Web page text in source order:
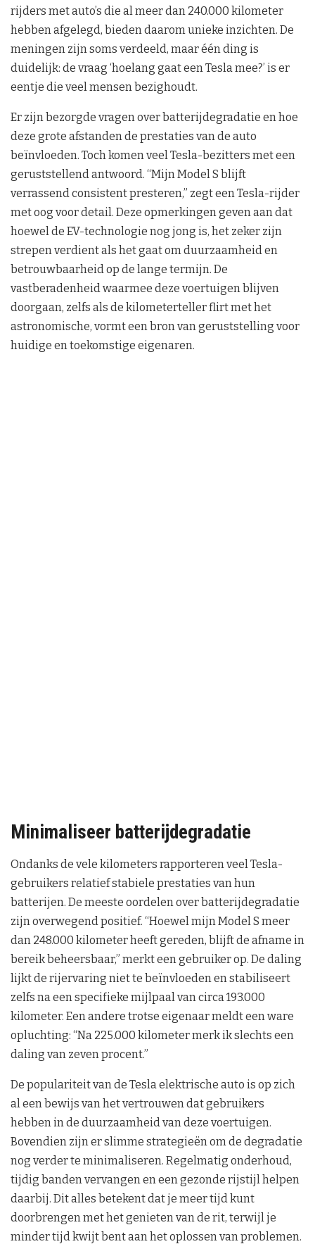
rijders met auto’s die al meer dan 240.000 kilometer
hebben afgelegd, bieden daarom unieke inzichten. De
meningen zijn soms verdeeld, maar één ding is
duidelijk: de vraag ‘hoelang gaat een Tesla mee?’ is er
eentje die veel mensen bezighoudt.
Er zijn bezorgde vragen over batterijdegradatie en hoe
deze grote afstanden de prestaties van de auto
beïnvloeden. Toch komen veel Tesla-bezitters met een
geruststellend antwoord. “Mijn Model S blijft
verrassend consistent presteren,” zegt een Tesla-rijder
met oog voor detail. Deze opmerkingen geven aan dat
hoewel de EV-technologie nog jong is, het zeker zijn
strepen verdient als het gaat om duurzaamheid en
betrouwbaarheid op de lange termijn. De
vastberadenheid waarmee deze voertuigen blijven
doorgaan, zelfs als de kilometerteller flirt met het
astronomische, vormt een bron van geruststelling voor
huidige en toekomstige eigenaren.
Minimaliseer batterijdegradatie
Ondanks de vele kilometers rapporteren veel Tesla-
gebruikers relatief stabiele prestaties van hun
batterijen. De meeste oordelen over batterijdegradatie
zijn overwegend positief. “Hoewel mijn Model S meer
dan 248.000 kilometer heeft gereden, blijft de afname in
bereik beheersbaar,” merkt een gebruiker op. De daling
lijkt de rijervaring niet te beïnvloeden en stabiliseert
zelfs na een specifieke mijlpaal van circa 193.000
kilometer. Een andere trotse eigenaar meldt een ware
opluchting: “Na 225.000 kilometer merk ik slechts een
daling van zeven procent.”
De populariteit van de Tesla elektrische auto is op zich
al een bewijs van het vertrouwen dat gebruikers
hebben in de duurzaamheid van deze voertuigen.
Bovendien zijn er slimme strategieën om de degradatie
nog verder te minimaliseren. Regelmatig onderhoud,
tijdig banden vervangen en een gezonde rijstijl helpen
daarbij. Dit alles betekent dat je meer tijd kunt
doorbrengen met het genieten van de rit, terwijl je
minder tijd kwijt bent aan het oplossen van problemen.